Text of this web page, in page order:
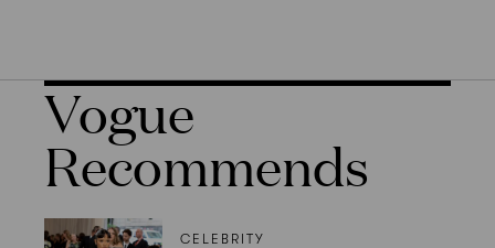
Vogue
Recommends
CELEBRITY